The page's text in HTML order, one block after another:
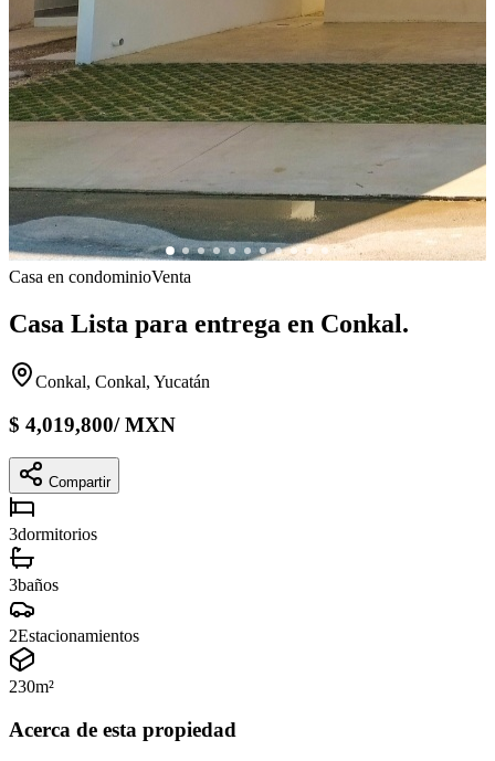
Casa en condominioVenta
Casa Lista para entrega en Conkal.
Conkal, Conkal, Yucatán
$ 4,019,800/MXN
Compartir
3dormitorios
3baños
2Estacionamientos
230m²
Acerca de esta propiedad